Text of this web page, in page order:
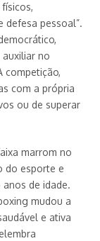
defesa pessoal”.
no
competição,
com a própria
ou de superar
marrom no
do esporte e
de idade.
mudou a
e ativa